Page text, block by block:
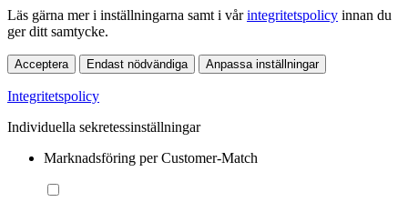
Läs gärna mer i inställningarna samt i vårintegritetspolicy innan du
ger ditt samtycke.
Acceptera Endast nödvändiga Anpassa inställningar
Integritetspolicy
Individuella sekretessinställningar
Marknadsföring per Customer-Match